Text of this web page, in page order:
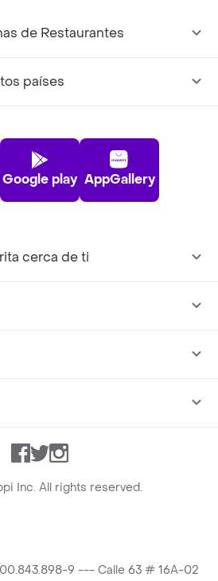
de Restaurantes
países
Google play AppGallery
cerca de ti
Facebook
TwitterInstagram
Inc. All rights reserved.
9 --- Calle 63 # 16A-02